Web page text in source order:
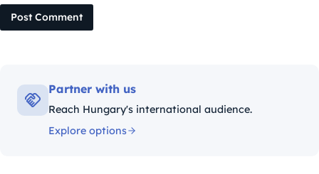
Post Comment
Partner with us
Reach Hungary's international audience.
Explore options